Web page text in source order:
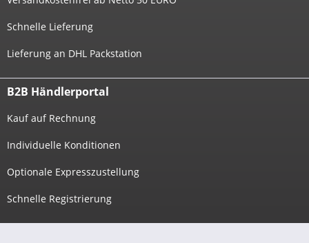
Schnelle Lieferung
Lieferung an DHL Packstation
B2B Händlerportal
Kauf auf Rechnung
Individuelle Konditionen
Optionale Expresszustellung
Schnelle Registrierung